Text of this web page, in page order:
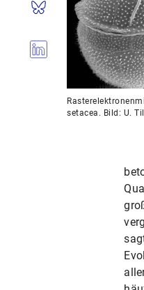
setacea. Bild: U.